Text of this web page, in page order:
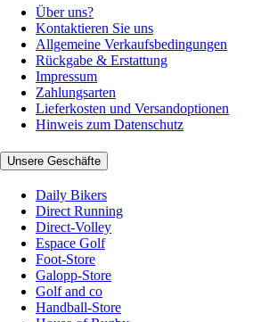
Über uns?
Kontaktieren Sie uns
Allgemeine Verkaufsbedingungen
Rückgabe & Erstattung
Impressum
Zahlungsarten
Lieferkosten und Versandoptionen
Hinweis zum Datenschutz
Unsere Geschäfte
Daily Bikers
Direct Running
Direct-Volley
Espace Golf
Foot-Store
Galopp-Store
Golf and co
Handball-Store